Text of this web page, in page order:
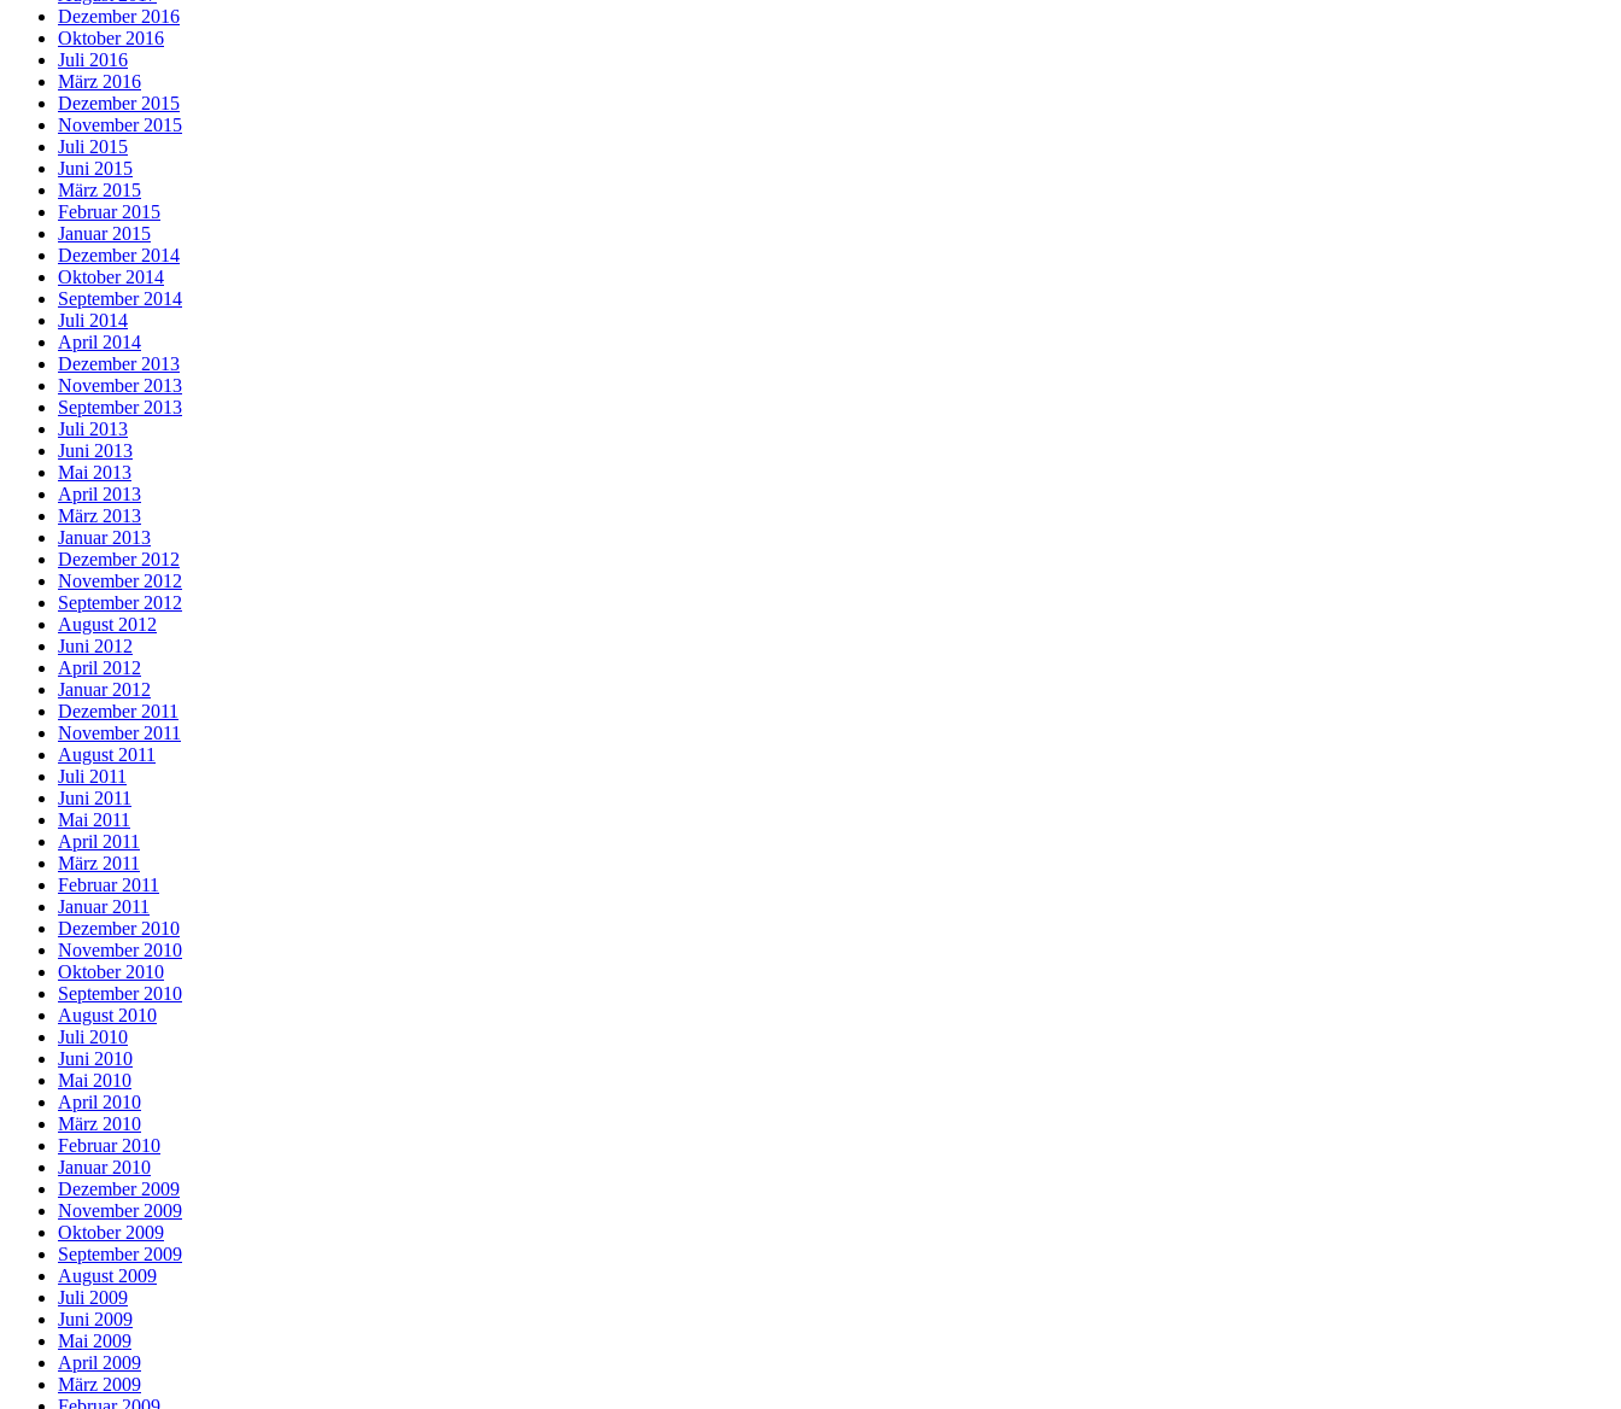
Dezember 2016
Oktober 2016
Juli 2016
März 2016
Dezember 2015
November 2015
Juli 2015
Juni 2015
März 2015
Februar 2015
Januar 2015
Dezember 2014
Oktober 2014
September 2014
Juli 2014
April 2014
Dezember 2013
November 2013
September 2013
Juli 2013
Juni 2013
Mai 2013
April 2013
März 2013
Januar 2013
Dezember 2012
November 2012
September 2012
August 2012
Juni 2012
April 2012
Januar 2012
Dezember 2011
November 2011
August 2011
Juli 2011
Juni 2011
Mai 2011
April 2011
März 2011
Februar 2011
Januar 2011
Dezember 2010
November 2010
Oktober 2010
September 2010
August 2010
Juli 2010
Juni 2010
Mai 2010
April 2010
März 2010
Februar 2010
Januar 2010
Dezember 2009
November 2009
Oktober 2009
September 2009
August 2009
Juli 2009
Juni 2009
Mai 2009
April 2009
März 2009